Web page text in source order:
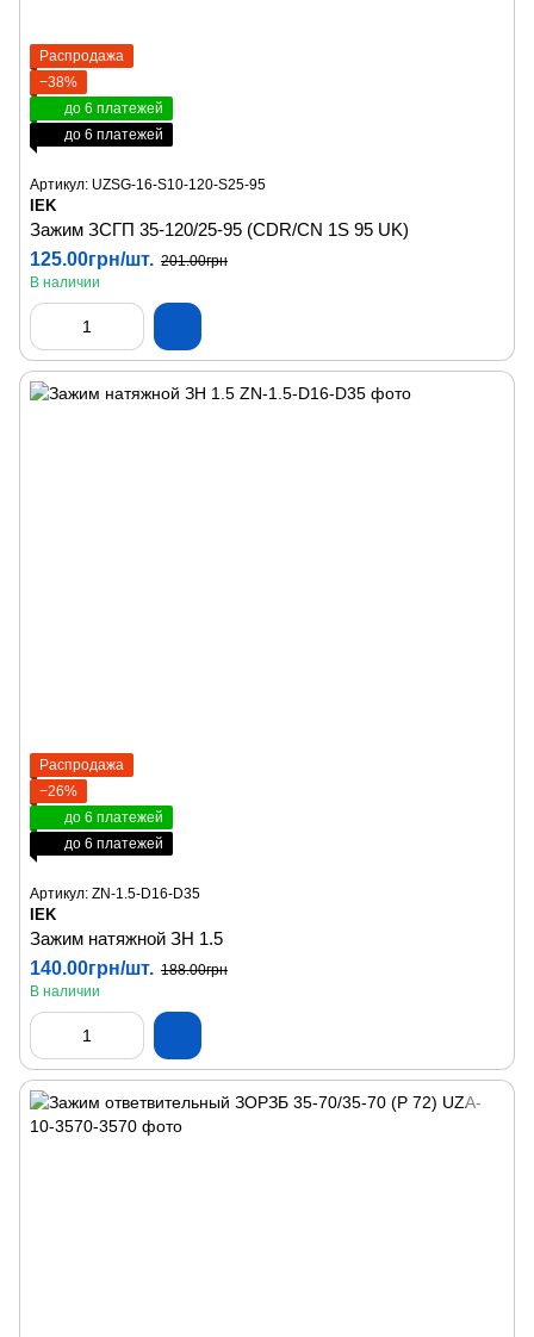
Распродажа
−38%
до 6 платежей
до 6 платежей
Артикул: UZSG-16-S10-120-S25-95
IEK
Зажим ЗСГП 35-120/25-95 (CDR/CN 1S 95 UK)
125.00грн/шт. 201.00грн
В наличии
Распродажа
−26%
до 6 платежей
до 6 платежей
Артикул: ZN-1.5-D16-D35
IEK
Зажим натяжной ЗН 1.5
140.00грн/шт. 188.00грн
В наличии